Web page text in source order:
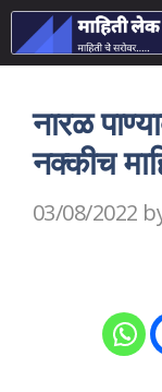
Skip
to
नारळ
नक्कीच
03/08/2022